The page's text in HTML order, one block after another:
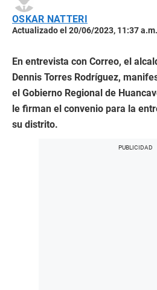
OSKAR NATTERI
Actualizado el 20/06/2023, 11:37 a.m.
En entrevista con Correo, el
Dennis Torres Rodríguez,
el Gobierno Regional de
le firman el convenio para la
su distrito.